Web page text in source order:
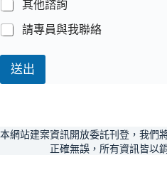
其他諮詢
請專員與我聯絡
送出
本網站建案資訊開放委託刊登，我們
正確無誤，所有資訊皆以